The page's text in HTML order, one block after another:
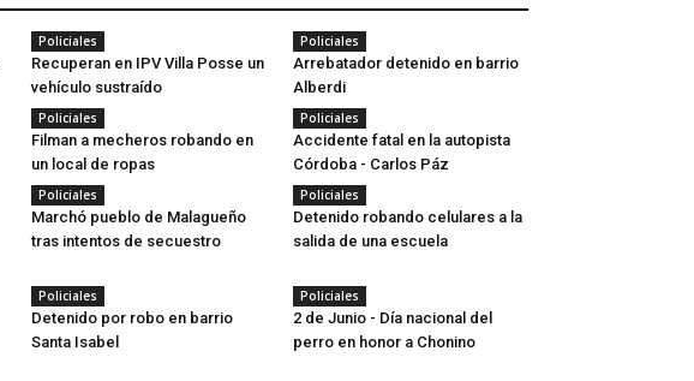
Policiales
Recuperan en IPV Villa Posse un
vehículo sustraído
Policiales
Arrebatador detenido en barrio
Alberdi
Policiales
Filman a mecheros robando en
un local de ropas
Policiales
Accidente fatal en la autopista
Córdoba - Carlos Páz
Policiales
Marchó pueblo de Malagueño
tras intentos de secuestro
Policiales
Detenido robando celulares a la
salida de una escuela
Policiales
Detenido por robo en barrio
Santa Isabel
Policiales
2 de Junio - Día nacional del
perro en honor a Chonino